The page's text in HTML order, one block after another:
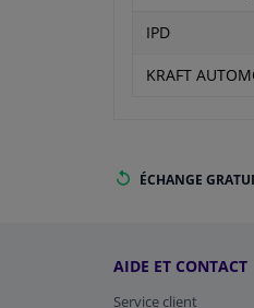
IPD
KRAFT
ÉCHANGE
AIDE ET CONTACT
Service client